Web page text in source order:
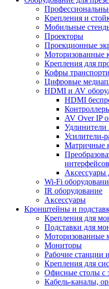
Крепления и
Мобильные
Проекторы
Проекционные
Моторизованные
Крепления для
Кофры
Цифровые
HDMI и AV
HDMI
AV Over IP
Удлинители
Усилители-
Матричные
интерфейсов
Аксессуары
Wi-Fi
IR оборудование
Аксессуары
Кронштейны и
Крепления для
Подставки для
Моторизованные
Мониторы
Рабочие станции
Крепления для
Офисные столы с
Кабель-каналы,